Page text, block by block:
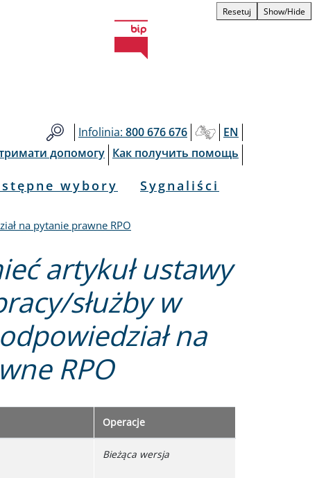
Resetuj Show/Hide
Infolinia: 800 676 676
EN
допомогу Как получить помощь
wybory Sygnaliści
na pytanie prawne RPO
artykuł ustawy
służby w
na
RPO
Operacje
Bieżąca wersja